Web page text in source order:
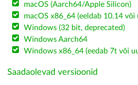
macOS (Aarch64/Apple Silicon)
macOS x86_64 (eeldab 10.14
Windows (32 bit, deprecated)
Windows Aarch64
Windows x86_64 (eedab 7t või
Saadaolevad versioonid